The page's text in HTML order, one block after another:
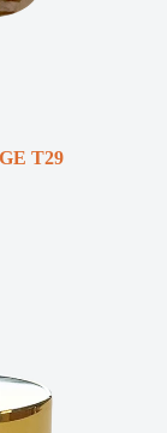
T29